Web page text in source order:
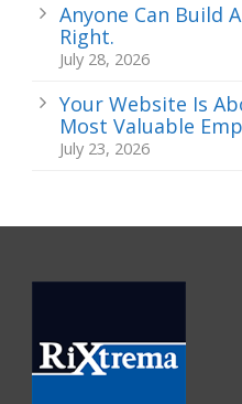
Anyone Can Build
Right.
July 28, 2026
Your Website Is
Most Valuable
July 23, 2026